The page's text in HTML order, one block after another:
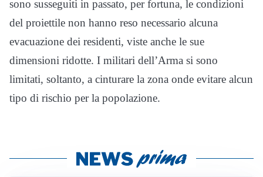
sono susseguiti in passato, per fortuna, le condizioni
del proiettile non hanno reso necessario alcuna
evacuazione dei residenti, viste anche le sue
dimensioni ridotte. I militari dell’Arma si sono
limitati, soltanto, a cinturare la zona onde evitare alcun
tipo di rischio per la popolazione.